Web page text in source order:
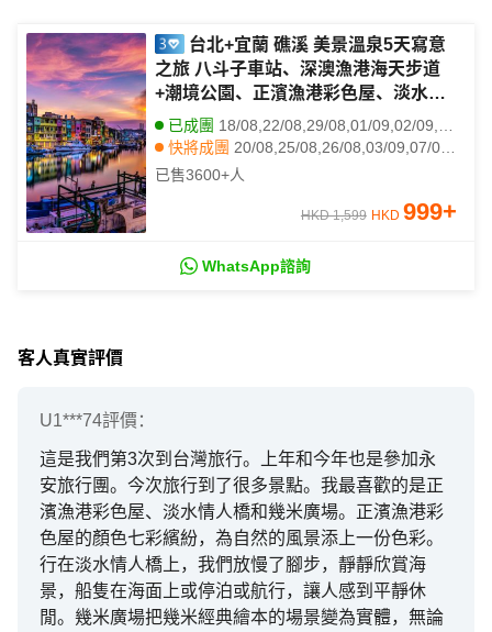
台北+宜蘭 礁溪 美景溫泉5天寫意
之旅 八斗子車站、深澳漁港海天步道
+潮境公園、正濱漁港彩色屋、淡水漁
人碼頭、幾米廣場、全日自由活動【免
費代辦台灣簽證(網證)*】
已成團 18/08,22/08,29/08,01/09,02/09,05/09,09/09,12/09,16/09,17/09,22/09,24/09,06/10,08/10,13/10,15/10,20/10,14/11
快將成團 20/08,25/08,26/08,03/09,07/09,08/09,10/09,15/09,19/09,20/09,23/09,26/09,27/09,29/09,30/09,04/10,07/10,10/10,14/10,17/10
其他日期 21/08,23/08,24/08,28/08,30/08,31/08,04/09,06/09,11/09,13/09,14/09,18/09,21/09,25/09,28/09,01/10,02/10,03/10,05/10,09/10
已售3600+人
HKD 1,599 HKD 999+
WhatsApp諮詢
客人真實評價
U1***74評價：
這是我們第3次到台灣旅行。上年和今年也是參加永
安旅行團。今次旅行到了很多景點。我最喜歡的是正
濱漁港彩色屋、淡水情人橋和幾米廣場。正濱漁港彩
色屋的顏色七彩繽紛，為自然的風景添上一份色彩。
行在淡水情人橋上，我們放慢了腳步，靜靜欣賞海
景，船隻在海面上或停泊或航行，讓人感到平靜休
閒。幾米廣場把幾米經典繪本的場景變為實體，無論